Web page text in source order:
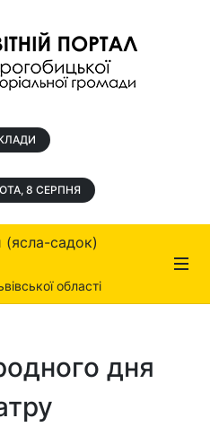
8 СЕРПНЯ
(ясла-садок)
області
дня